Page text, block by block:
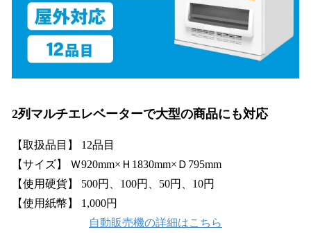
2列マルチエレベーターで大型の商品にも対応
【取扱品目】 12品目
【サイズ】 Ｗ920mm×Ｈ1830mm×Ｄ795mm
【使用硬貨】 500円、100円、50円、10円
【使用紙幣】 1,000円
自動販売機の詳細はこちら